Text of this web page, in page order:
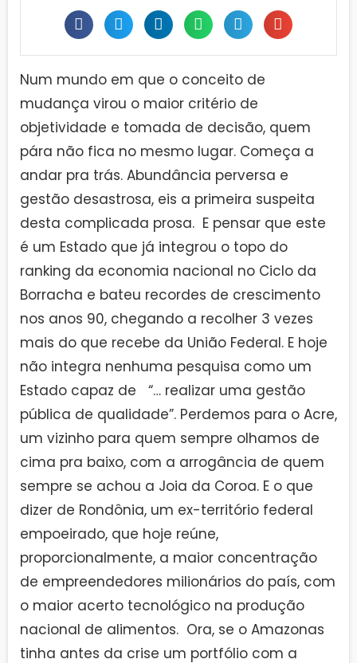
Num mundo em que o conceito de
mudança virou o maior critério de
objetividade e tomada de decisão, quem
pára não fica no mesmo lugar. Começa a
andar pra trás. Abundância perversa e
gestão desastrosa, eis a primeira suspeita
desta complicada prosa. E pensar que este
é um Estado que já integrou o topo do
ranking da economia nacional no Ciclo da
Borracha e bateu recordes de crescimento
nos anos 90, chegando a recolher 3 vezes
mais do que recebe da União Federal. E hoje
não integra nenhuma pesquisa como um
Estado capaz de “… realizar uma gestão
pública de qualidade”. Perdemos para o Acre,
um vizinho para quem sempre olhamos de
cima pra baixo, com a arrogância de quem
sempre se achou a Joia da Coroa. E o que
dizer de Rondônia, um ex-território federal
empoeirado, que hoje reúne,
proporcionalmente, a maior concentração
de empreendedores milionários do país, com
o maior acerto tecnológico na produção
nacional de alimentos. Ora, se o Amazonas
tinha antes da crise um portfólio com a